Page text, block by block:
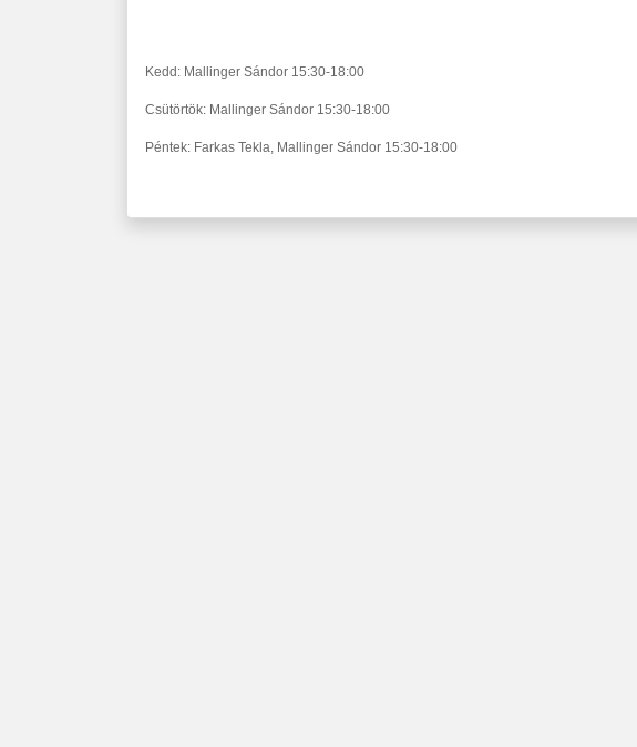
Kedd: Mallinger Sándor 15:30-18:00
Csütörtök: Mallinger Sándor 15:30-18:00
Péntek: Farkas Tekla, Mallinger Sándor 15:30-18:00